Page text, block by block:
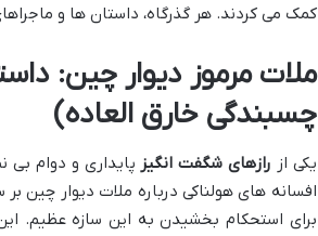
کمک می کردند. هر گذرگاه، داستان ها و
ملات مرموز دیوار چین:
چسبندگی خارق العاده)
یکی از رازهای شگفت انگیز پایداری و دوام بی
افسانه های هولناکی درباره ملات دیوار چین
برای استحکام بخشیدن به این سازه عظیم.